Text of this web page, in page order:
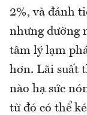
2%, và đánh
nhưng dường
tâm lý lạm
hơn. Lãi suất
nào hạ sức
từ đó có thể